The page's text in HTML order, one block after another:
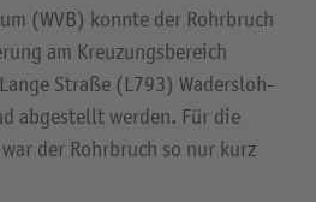
(WVB) konnte der Rohrbruch
am Kreuzungsbereich
Straße (L793) Wadersloh-
abgestellt werden. Für die
der Rohrbruch so nur kurz